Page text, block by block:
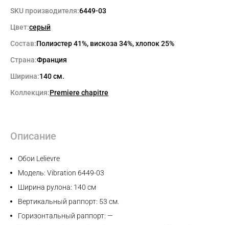
SKU производителя:6449-03
Цвет:серый
Состав:Полиэстер 41%, вискоза 34%, хлопок 25%
Страна:Франция
Ширина:140 см.
Коллекция:Premiere chapitre
Описание
Обои Lelievre
Модель: Vibration 6449-03
Ширина рулона: 140 см
Вертикальный раппорт: 53 см.
Горизонтальный раппорт: —